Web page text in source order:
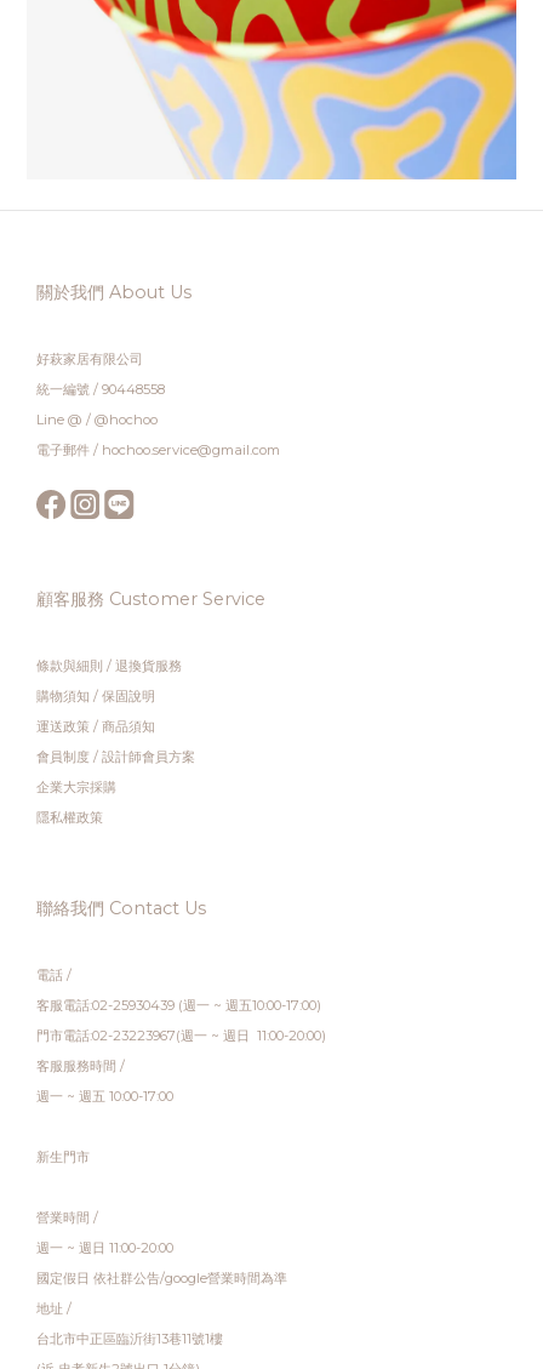
關於我們 About Us
好萩家居有限公司
統一編號 / 90448558
Line @ / @hochoo
電子郵件 / hochoo.service@gmail.com
顧客服務 Customer Service
條款與細則 / 退換貨服務
購物須知 / 保固說明
運送政策 / 商品須知
會員制度 / 設計師會員方案
企業大宗採購
隱私權政策
聯絡我們 Contact Us
電話 /
客服電話:02-25930439 (週一 ~ 週五10:00-17:00)
門市電話:02-23223967(週一 ~ 週日 11:00-20:00)
客服服務時間 /
週一 ~ 週五 10:00-17:00
新生門市
營業時間 /
週一 ~ 週日 11:00-20:00
國定假日 依社群公告/google營業時間為準
地址 /
台北市中正區臨沂街13巷11號1樓